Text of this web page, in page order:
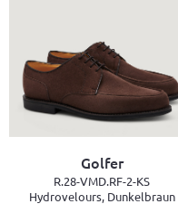
Golfer
R.28-VMD.RF-2-KS
Hydrovelours, Dunkelbraun